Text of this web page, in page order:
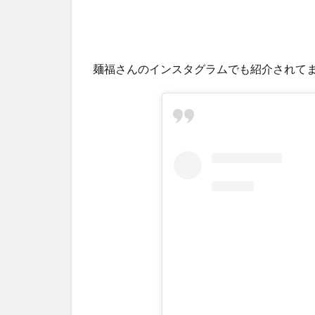
麺福さんのインスタグラムでも紹介されて